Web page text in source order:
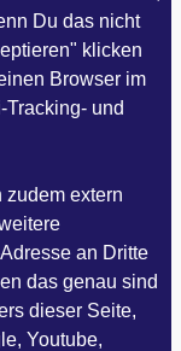
Du das nicht
klicken
Browser im
Tracking- und
zudem extern
an Dritte
das genau sind
dieser Seite,
Youtube,